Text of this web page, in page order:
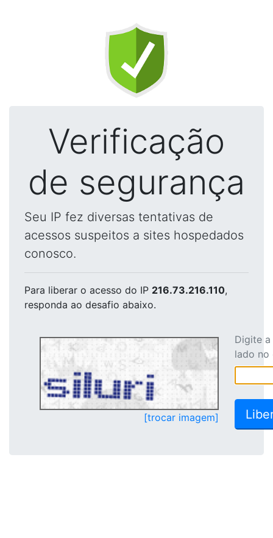
Verificação
de segurança
Seu IP fez diversas tentativas de
acessos suspeitos a sites hospedados
conosco.
Para liberar o acesso do IP 216.73.216.110,
responda ao desafio abaixo.
[trocar imagem]
Digite
lado no